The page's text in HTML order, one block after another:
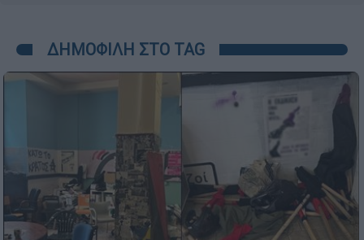
ΔΗΜΟΦΙΛΗ ΣΤΟ TAG